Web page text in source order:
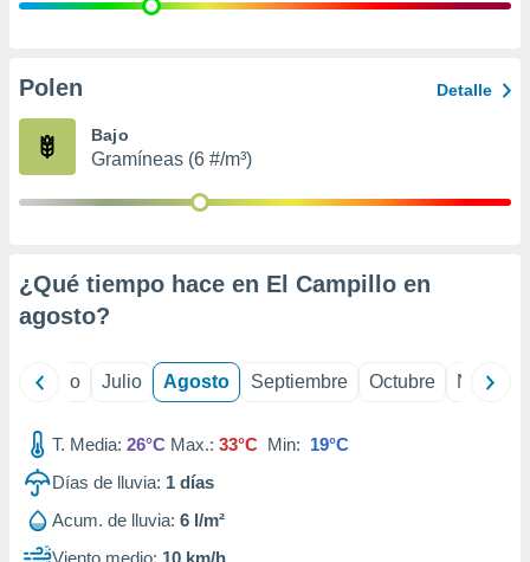
e
publicidad
Polen Detalle
Bajo
Gramíneas (6 #/m³)
¿Qué tiempo hace en El Campillo en
agosto?
Junio Julio Agosto Septiembre Octubre
T. Media: 26°C Max.: 33°C Min: 19°C
Días de lluvia: 1 días
Acum. de lluvia: 6 l/m²
Viento medio: 10 km/h